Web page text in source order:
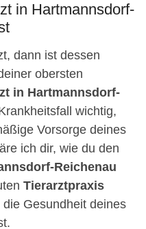
in Hartmannsdorf-
dann ist dessen
obersten
in Hartmannsdorf-
wichtig,
Vorsorge deines
ich dir, wie du den
Reichenau
Tierarztpraxis
Gesundheit deines